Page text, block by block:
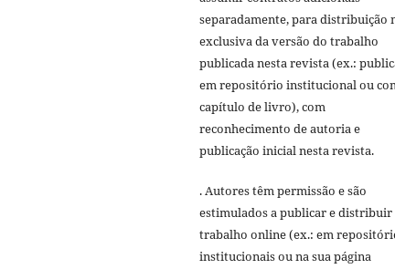
separadamente, para distribuição
exclusiva da versão do trabalho
publicada nesta revista (ex.:
em repositório institucional ou
capítulo de livro), com
reconhecimento de autoria e
publicação inicial nesta revista.
. Autores têm permissão e são
estimulados a publicar e distribuir
trabalho online (ex.: em
institucionais ou na sua página